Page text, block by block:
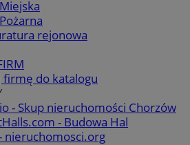
rejonowa
firmę do katalogu
- Skup nieruchomości Chorzów
- Budowa Hal
nieruchomosci.org